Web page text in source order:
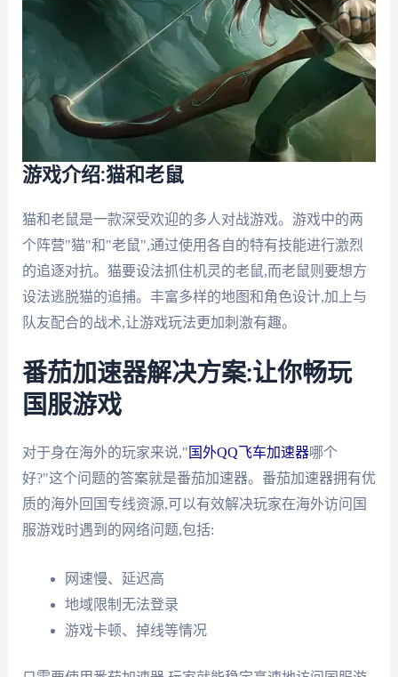
游戏介绍:猫和老鼠
猫和老鼠是一款深受欢迎的多人对战游戏。游戏中的两
个阵营"猫"和"老鼠",通过使用各自的特有技能进行激烈
的追逐对抗。猫要设法抓住机灵的老鼠,而老鼠则要想方
设法逃脱猫的追捕。丰富多样的地图和角色设计,加上与
队友配合的战术,让游戏玩法更加刺激有趣。
番茄加速器解决方案:让你畅玩
国服游戏
对于身在海外的玩家来说," 国外QQ飞车加速器哪个
好?"这个问题的答案就是番茄加速器。番茄加速器拥有优
质的海外回国专线资源,可以有效解决玩家在海外访问国
服游戏时遇到的网络问题,包括:
网速慢、延迟高
地域限制无法登录
游戏卡顿、掉线等情况